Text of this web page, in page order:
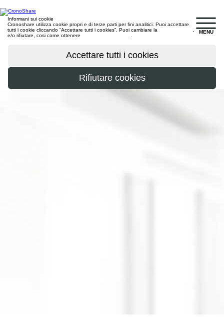
MENU
Informani sui cookie
Cronoshare utilizza cookie propri e di terze parti per fini analitici. Puoi accettare
tutti i cookie cliccando “Accettare tutti i cookies”. Puoi cambiare la
e/o rifiutare, cosi come ottenere